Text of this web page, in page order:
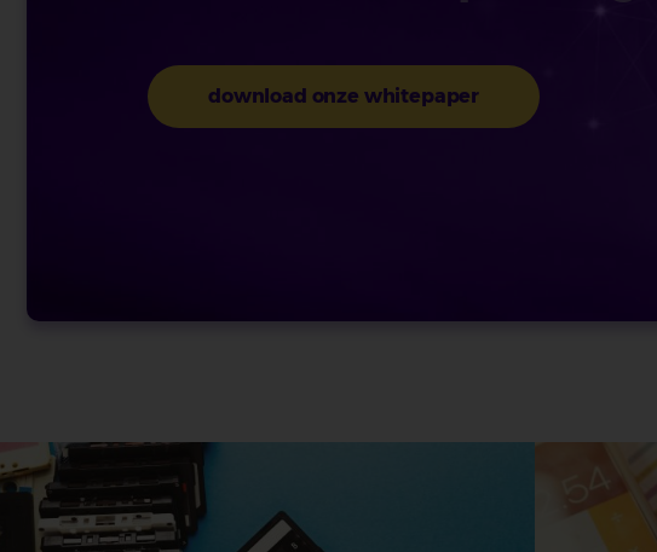
download onze whitepaper